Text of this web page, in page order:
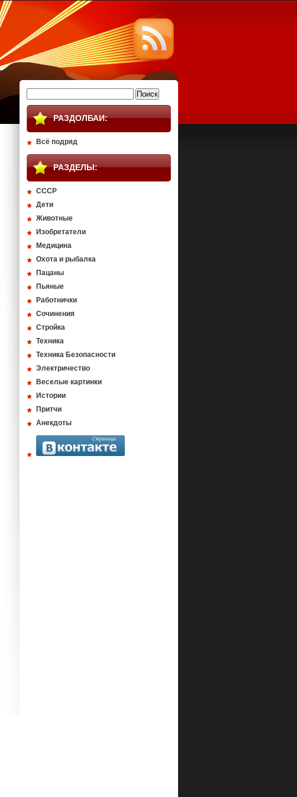
РАЗДОЛБАИ:
Всё подряд
РАЗДЕЛЫ:
СССР
Дети
Животные
Изобретатели
Медицина
Охота и рыбалка
Пацаны
Пьяные
Работнички
Сочинения
Стройка
Техника
Техника Безопасности
Электричество
Веселые картинки
Истории
Притчи
Анекдоты